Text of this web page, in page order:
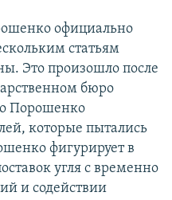
официально
статьям
Это произошло после
бюро
Порошенко
которые пытались
фигурирует в
угля с временно
и содействии